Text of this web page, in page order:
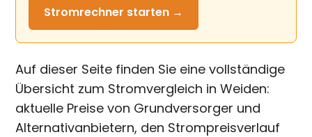
Stromrechner starten →
Auf dieser Seite finden Sie eine vollständige
Übersicht zum Stromvergleich in Weiden:
aktuelle Preise von Grundversorger und
Alternativanbietern, den Strompreisverlauf